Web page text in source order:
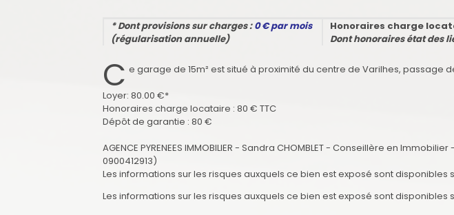
* Dont provisions sur charges :0€ par mois
(régularisation annuelle)
Honoraires charge
Dont honoraires état des
C e garage de 15m² est situé à proximité du centre de Varilhes, passage de
Loyer: 80.00 €*
Honoraires charge locataire : 80 € TTC
Dépôt de garantie : 80 €
AGENCE PYRENEES IMMOBILIER - Sandra CHOMBLET - Conseillère en
0900412913)
Les informations sur les risques auxquels ce bien est exposé sont
Les informations sur les risques auxquels ce bien est exposé sont disponibles